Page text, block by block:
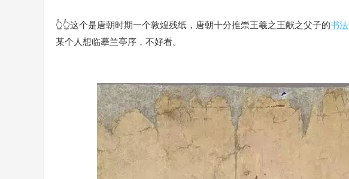
👆👆这个是唐朝时期一个敦煌残纸，唐朝十分推崇王羲之王献之父子的书法
某个人想临摹兰亭序，不好看。